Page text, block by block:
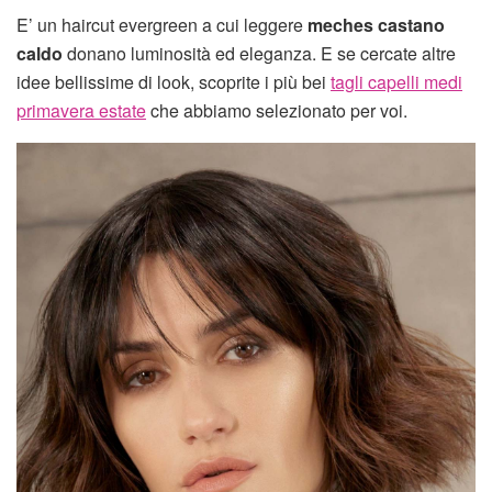
E’ un haircut evergreen a cui leggere meches castano
caldo donano luminosità ed eleganza. E se cercate altre
idee bellissime di look, scoprite i più bei tagli capelli medi
primavera estateche abbiamo selezionato per voi.